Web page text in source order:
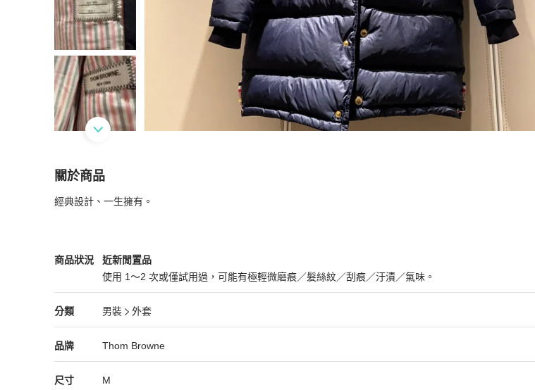
關於商品
關於Thom Browne 商品詳情與購買須知
經典設計、一生擁有。
商品狀況
Thom Browne男裝商品狀態與細節
近新閒置品
使用 1～2 次或僅試用過，可能有極輕微磨痕／髮絲紋／刮痕／汙漬／氣味。
近新閒置品
分類
Thom Browne男裝分類資訊
男裝
外套
男裝/外套推薦
品牌
Thom Browne精品男裝品牌介紹
Thom Browne
Thom Browne推薦清單
尺寸 M